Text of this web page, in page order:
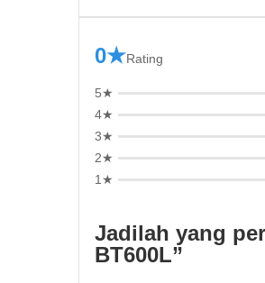
0★Rating
5★
4★
3★
2★
1★
Jadilah yang
BT600L”